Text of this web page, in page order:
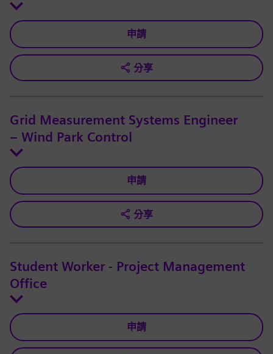
申請
分享
Grid Measurement Systems Engineer
– Wind Park Control
申請
分享
Student Worker - Project Management
Office
申請